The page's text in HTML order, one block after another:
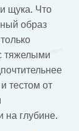
щука. Что
образ
тяжелыми
тестом от
на глубине.